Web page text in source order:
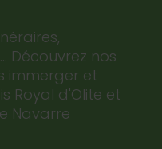
Découvrez nos
immerger et
Royal d'Olite et
Navarre